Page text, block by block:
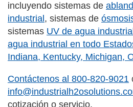
incluyendo sistemas de
industrial , sistemas de
sistemas UV de agua industrial
agua industrial en todo
Indiana, Kentucky, Michigan,
Contáctenos al 800-820-9021
cotización o servicio.